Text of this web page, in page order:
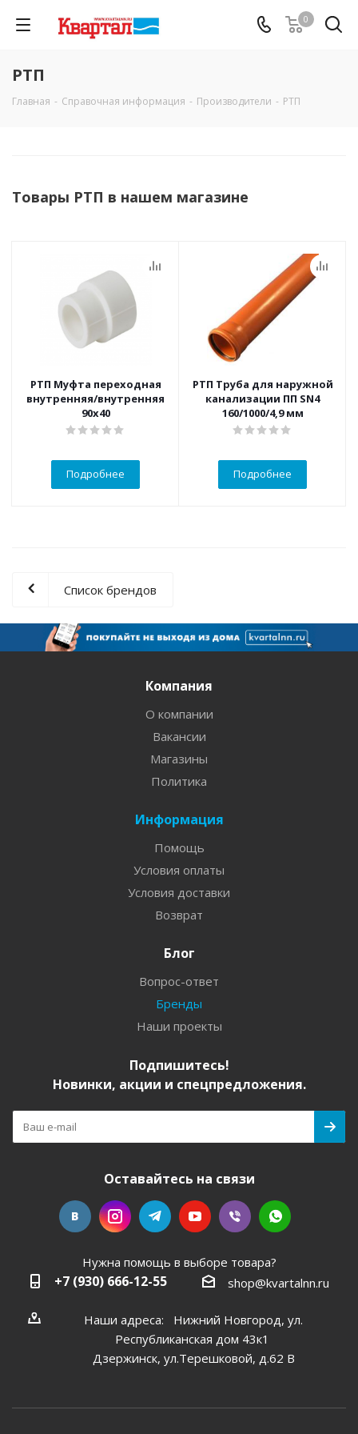
0
РТП
Главная - Справочная информация - Производители - РТП
Товары РТП в нашем магазине
РТП Муфта переходная
внутренняя/внутренняя
90х40
Подробнее
РТП Труба для наружной
канализации ПП SN4
160/1000/4,9 мм
Подробнее
Список брендов
Компания
О компании
Вакансии
Магазины
Политика
Информация
Помощь
Условия оплаты
Условия доставки
Возврат
Блог
Вопрос-ответ
Бренды
Наши проекты
Подпишитесь!
Новинки, акции и спецпредложения.
Оставайтесь на связи
Нужна помощь в выборе товара?
+7 (930) 666-12-55 shop@kvartalnn.ru
Наши адреса: Нижний Новгород, ул.
Республиканская дом 43к1
Дзержинск, ул.Терешковой, д.62 В